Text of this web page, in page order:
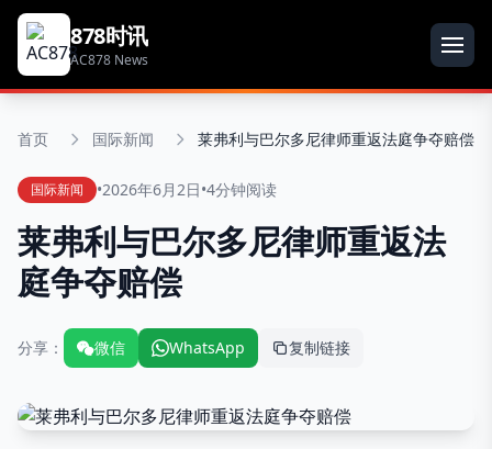
878时讯
AC878 News
首页 国际新闻 莱弗利与巴尔多尼律师重返法庭争夺赔偿
国际新闻 •2026年6月2日•4分钟阅读
莱弗利与巴尔多尼律师重返法
庭争夺赔偿
分享： 微信 WhatsApp 复制链接